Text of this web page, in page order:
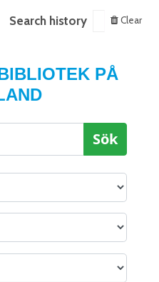
Search history Clear
PÅ
Sök